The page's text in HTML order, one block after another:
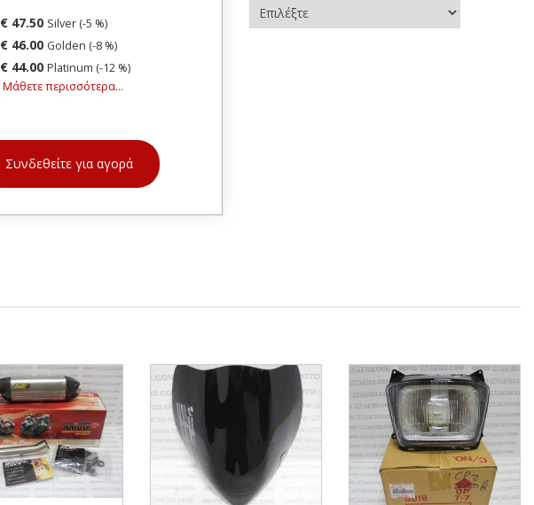
€ 47.50 Silver (-5 %)
€ 46.00 Golden (-8 %)
€ 44.00 Platinum (-12 %)
Μάθετε περισσότερα...
Συνδεθείτε για αγορά